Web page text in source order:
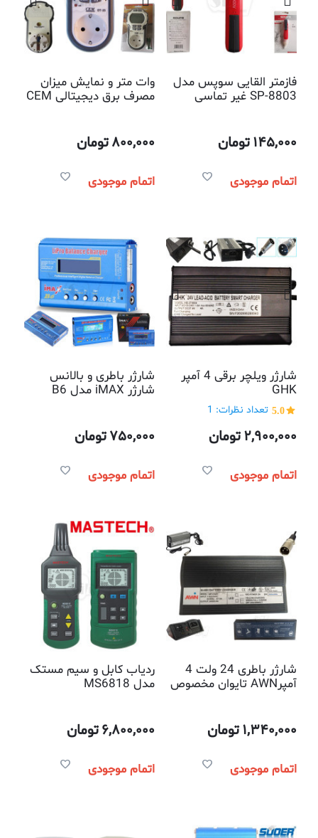
فازمتر القایی سوپس مدل
SP-8803 غیر تماسی
145,000تومان
اتمام موجودی
وات متر و نمایش میزان
مصرف برق دیجیتالی CEM
800,000تومان
اتمام موجودی
شارژر ویلچر برقی 4 آمپر
GHK
5.0 تعداد نظرات: 1
2,900,000تومان
اتمام موجودی
شارژر باطری و بالانس
شارژر iMAX مدل B6
750,000تومان
اتمام موجودی
شارژر باطری 24 ولت 4
آمپرAWN تایوان مخصوص
1,340,000تومان
اتمام موجودی
ردیاب کابل و سیم مستک
مدل MS6818
6,800,000تومان
اتمام موجودی